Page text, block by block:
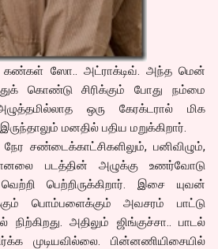
கண்கள் ஸோ.. அட்ராக்டிவ். அந்த மென்
கொண்டு சிரிக்கும் போது நம்மை
ஒரு கேரக்டரால் மிக
மனதில் பதிய மறுக்கிறார்.
நேர சண்டைக்காட்சிகளிலும், பனிவிழும்,
படத்தின் அழுக்கு உணர்வோடு
பெற்றிருக்கிறார். இசை யுவன்
பொம்பளைக்கும் அவசரம் பாட்டு
அதிலும் ஜிங்குச்சா.. பாடல்
முடியவில்லை. பின்னணியிசையில்